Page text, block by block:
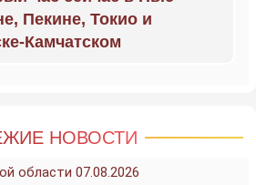
Пекине, Токио и
Камчатском
НОВОСТИ
области 07.08.2026